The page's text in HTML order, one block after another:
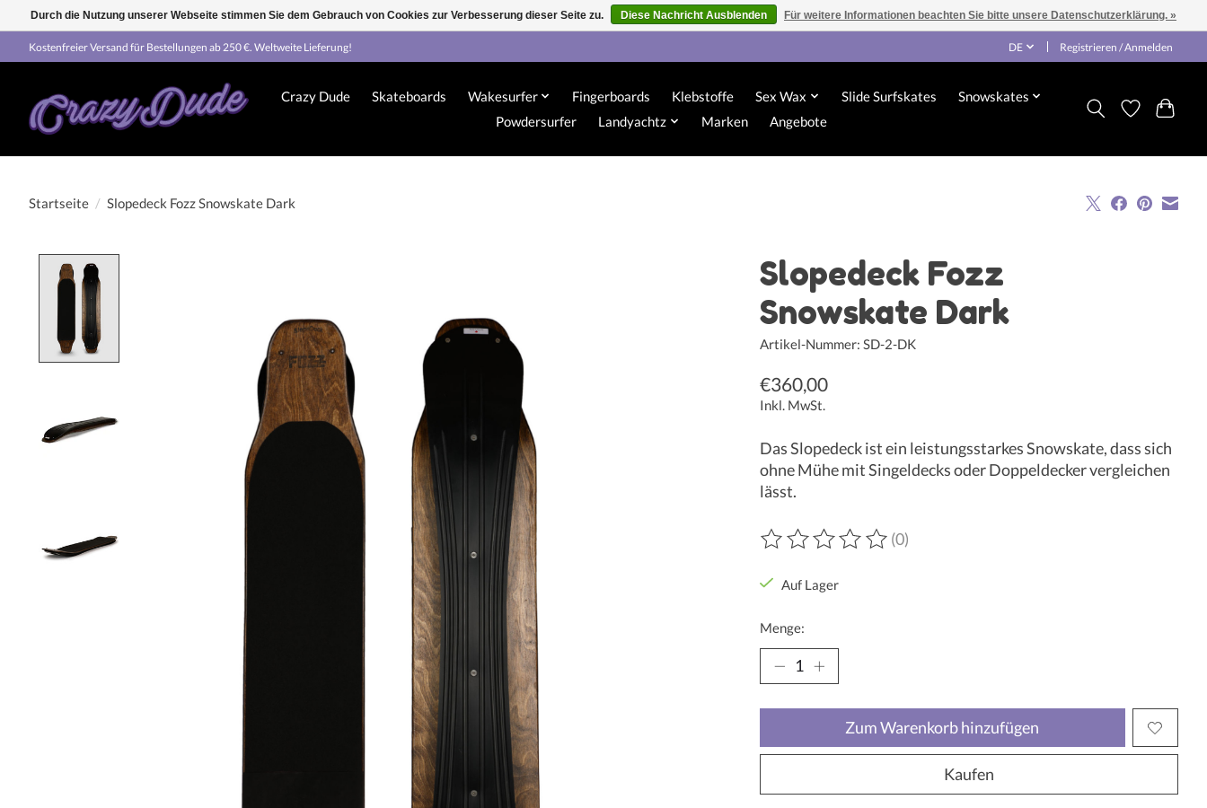
Kostenfreier Versand für Bestellungen ab 250 €. Weltweite Lieferung! DE Registrieren / Anmelden
Crazy Dude Skateboards Wakesurfer Fingerboards Klebstoffe Sex Wax Slide Surfskates
Snowskates
Powdersurfer
Landyachtz Marken Angebote
Startseite / Slopedeck Fozz Snowskate Dark
Slopedeck Fozz
Snowskate Dark
Artikel-Nummer: SD-2-DK
€360,00
Inkl. MwSt.
Das Slopedeck ist ein leistungsstarkes Snowskate, dass sich
ohne Mühe mit Singeldecks oder Doppeldecker vergleichen
lässt.
Die Bewertung dieses Produkts ist
(0)
Auf Lager
Menge:
Zum Warenkorb hinzufügen
Kaufen
Durch die Nutzung unserer Webseite stimmen Sie dem Gebrauch von Cookies zur Verbesserung dieser Seite zu. Diese Nachricht Ausblenden Für weitere Informationen beachten Sie bitte unsere Datenschutzerklärung. »